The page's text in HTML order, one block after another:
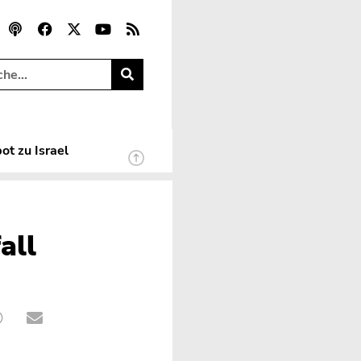
zu Israel